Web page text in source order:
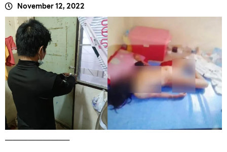
November 12, 2022
————————–